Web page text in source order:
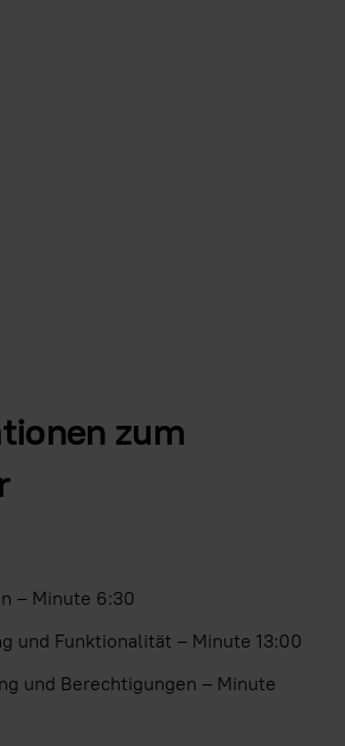
zum
– Minute 6:30
und Funktionalität – Minute 13:00
und Berechtigungen – Minute